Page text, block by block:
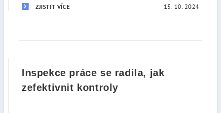
ZJISTIT VÍCE 15. 10. 2024
Inspekce práce se radila, jak
zefektivnit kontroly